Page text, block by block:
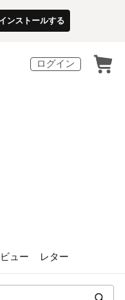
インストールする
ログイン
ュー レター